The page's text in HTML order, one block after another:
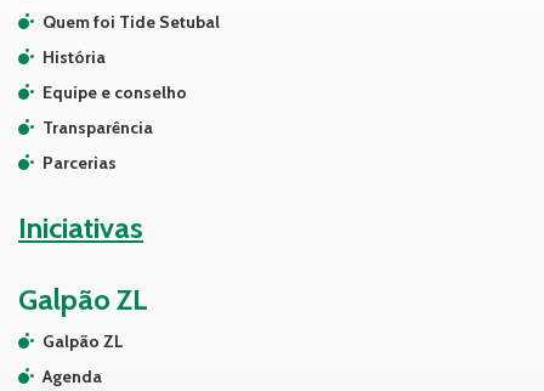
Quem foi Tide Setubal
História
Equipe e conselho
Transparência
Parcerias
Iniciativas
Galpão ZL
Galpão ZL
Agenda